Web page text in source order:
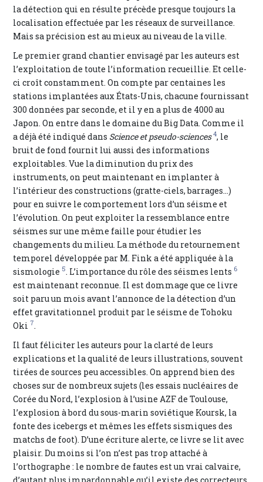
la détection qui en résulte précède presque toujours la
localisation effectuée par les réseaux de surveillance.
Mais sa précision est au mieux au niveau de la ville.
Le premier grand chantier envisagé par les auteurs est
l’exploitation de toute l’information recueillie. Et celle-
ci croît constamment. On compte par centaines les
stations implantées aux États-Unis, chacune fournissant
300 données par seconde, et il y en a plus de 4000 au
Japon. On entre dans le domaine du Big Data. Comme il
a déjà été indiqué dans Science et pseudo-sciences 4, le
bruit de fond fournit lui aussi des informations
exploitables. Vue la diminution du prix des
instruments, on peut maintenant en implanter à
l’intérieur des constructions (gratte-ciels, barrages…)
pour en suivre le comportement lors d’un séisme et
l’évolution. On peut exploiter la ressemblance entre
séismes sur une même faille pour étudier les
changements du milieu. La méthode du retournement
temporel développée par M. Fink a été appliquée à la
sismologie 5. L’importance du rôle des séismes lents 6
est maintenant reconnue. Il est dommage que ce livre
soit paru un mois avant l’annonce de la détection d’un
effet gravitationnel produit par le séisme de Tohoku
Oki 7.
Il faut féliciter les auteurs pour la clarté de leurs
explications et la qualité de leurs illustrations, souvent
tirées de sources peu accessibles. On apprend bien des
choses sur de nombreux sujets (les essais nucléaires de
Corée du Nord, l’explosion à l’usine AZF de Toulouse,
l’explosion à bord du sous-marin soviétique Koursk, la
fonte des icebergs et mêmes les effets sismiques des
matchs de foot). D’une écriture alerte, ce livre se lit avec
plaisir. Du moins si l’on n’est pas trop attaché à
l’orthographe : le nombre de fautes est un vrai calvaire,
d’autant plus impardonnable qu’il existe des correcteurs